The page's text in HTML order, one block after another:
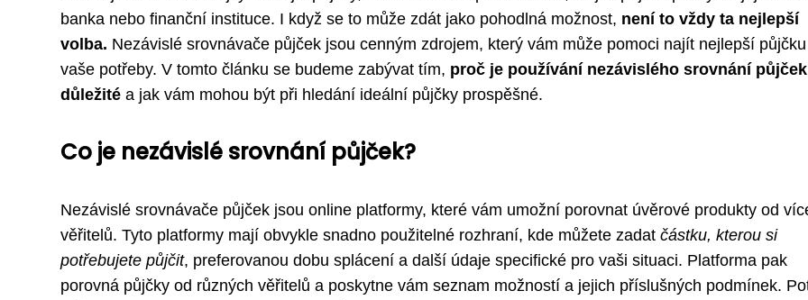
banka nebo finanční instituce. I když se to může zdát jako pohodlná možnost, není to vždy ta nejlepší
volba. Nezávislé srovnávače půjček jsou cenným zdrojem, který vám může pomoci najít nejlepší
vaše potřeby. V tomto článku se budeme zabývat tím, proč je používání nezávislého srovnání půjček
důležité a jak vám mohou být při hledání ideální půjčky prospěšné.
Co je nezávislé srovnání půjček?
Nezávislé srovnávače půjček jsou online platformy, které vám umožní porovnat úvěrové produkty od
věřitelů. Tyto platformy mají obvykle snadno použitelné rozhraní, kde můžete zadat částku, kterou si
potřebujete půjčit, preferovanou dobu splácení a další údaje specifické pro vaši situaci. Platforma pak
porovná půjčky od různých věřitelů a poskytne vám seznam možností a jejich příslušných podmínek.